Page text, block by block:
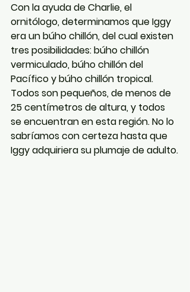
Con la ayuda de Charlie, el
ornitólogo, determinamos que Iggy
era un búho chillón, del cual existen
tres posibilidades: búho chillón
vermiculado, búho chillón del
Pacífico y búho chillón tropical.
Todos son pequeños, de menos de
25 centímetros de altura, y todos
se encuentran en esta región. No lo
sabríamos con certeza hasta que
Iggy adquiriera su plumaje de adulto.